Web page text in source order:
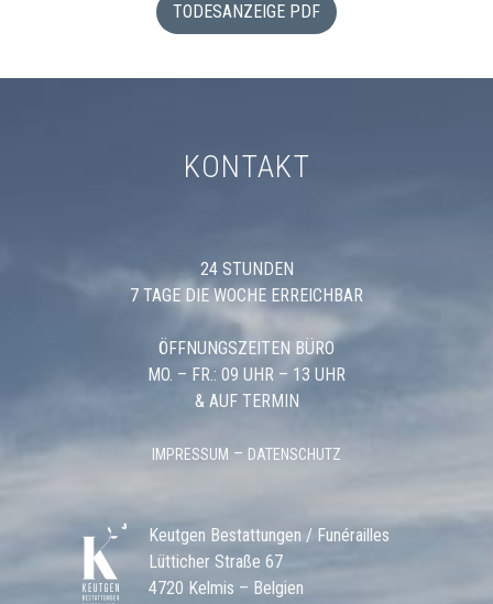
TODESANZEIGE PDF
KONTAKT
Keutgen Bestattungen / Funérailles
Lütticher Straße 67
4720 Kelmis – Belgien
24 STUNDEN
7 TAGE DIE WOCHE ERREICHBAR
ÖFFNUNGSZEITEN BÜRO
MO. – FR.: 09 UHR – 13 UHR
& AUF TERMIN
IMPRESSUM – DATENSCHUTZ